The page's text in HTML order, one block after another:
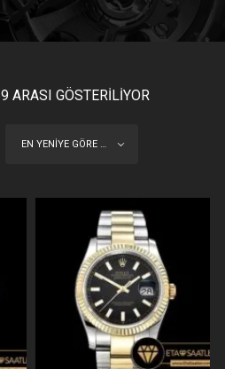
ARASI GÖSTERILIYOR
EN YENIYE GÖRE SIRALA